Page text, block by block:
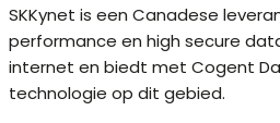
SKKynet is een Canadese
performance en high secure
internet en biedt met Cogent
technologie op dit gebied.